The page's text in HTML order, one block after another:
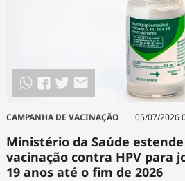
CAMPANHA DE VACINAÇÃO 05/07/2026
Ministério da Saúde
vacinação contra HPV para
19 anos até o fim de 2026